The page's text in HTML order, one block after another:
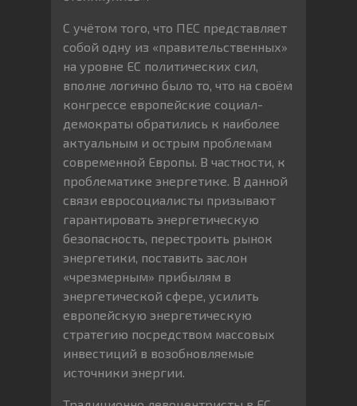
С учётом того, что ПЕС представляет
собой одну из «правительственных»
на уровне ЕС политических сил,
вполне логично было то, что на своём
конгрессе европейские социал-
демократы обратились к наиболее
актуальным и острым проблемам
современной Европы. В частности, к
проблематике энергетике. В данной
связи евросоциалисты призывают
гарантировать энергетическую
безопасность, перестроить рынок
энергетики, поставить заслон
«чрезмерным» прибылям в
энергетической сфере, усилить
европейскую энергетическую
стратегию посредством массовых
инвестиций в возобновляемые
источники энергии.